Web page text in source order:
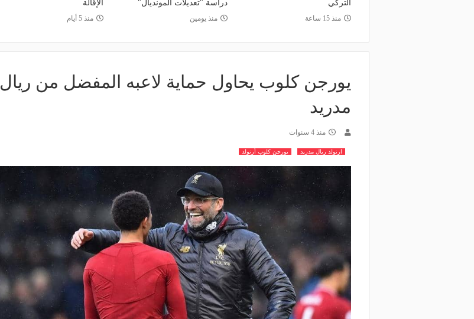
التركي
منذ 15 ساعة
دراسة "تعديلات المونديال"
منذ يومين
الإقالة
منذ 5 أيام
يورجن كلوب يحاول حماية لاعبه المفضل من ريال
مدريد
منذ 4 سنوات
ارنولد ريال مدريد يورجن كلوب أرنولد